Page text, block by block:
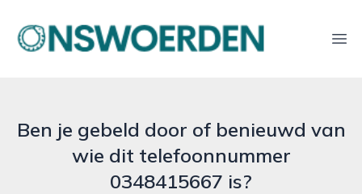
onswoerden.nl
Ben je gebeld door of benieuwd van
wie dit telefoonnummer
0348415667 is?